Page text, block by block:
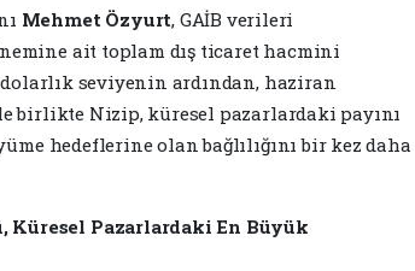
Mehmet Özyurt, GAİB verileri
ait toplam dış ticaret hacmini
dolarlık seviyenin ardından, haziran
birlikte Nizip, küresel pazarlardaki payını
hedeflerine olan bağlılığını bir kez daha
Küresel Pazarlardaki En Büyük